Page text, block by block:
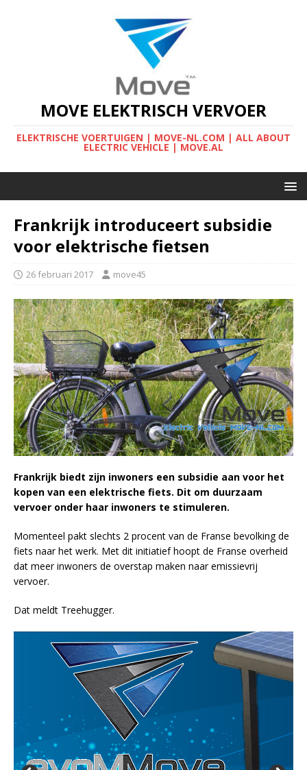
MOVE ELEKTRISCH VERVOER
ELEKTRISCHE VOERTUIGEN | MOVE-NL.COM | ALL ABOUT
ELECTRIC VEHICLE | MOVE.AL
Frankrijk introduceert subsidie
voor elektrische fietsen
26 februari 2017 move45
Frankrijk biedt zijn inwoners een subsidie aan voor het
kopen van een elektrische fiets. Dit om duurzaam
vervoer onder haar inwoners te stimuleren.
Momenteel pakt slechts 2 procent van de Franse bevolking de
fiets naar het werk. Met dit initiatief hoopt de Franse overheid
dat meer inwoners de overstap maken naar emissievrij
vervoer.
Dat meldt Treehugger.